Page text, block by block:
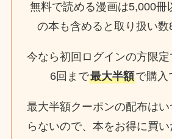
無料で読める漫画は5,000冊
の本も含めると取り扱い数
今なら初回ログインの方限
6回まで最大半額で購入
最大半額クーポンの配布は
らないので、本をお得に買